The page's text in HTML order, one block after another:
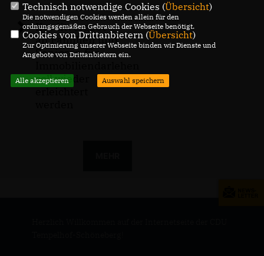
Kreditvergabe
an Familien und
Senioren für
soll wieder
erleichtert
Technisch notwendige Cookies (Übersicht)
Die notwendigen Cookies werden allein für den
ordnungsgemäßen Gebrauch der Webseite benötigt.
Cookies von Drittanbietern (Übersicht)
Zur Optimierung unserer Webseite binden wir Dienste und
Angebote von Drittanbietern ein.
Alle akzeptieren Auswahl speichern